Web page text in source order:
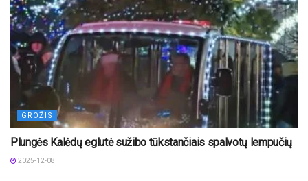
GROŽIS
Plungės Kalėdų eglutė sužibo tūkstančiais spalvotų lempučių
2025-12-08